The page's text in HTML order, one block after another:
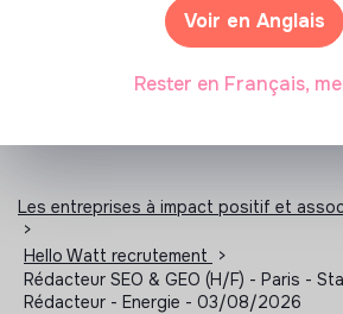
Les entreprises à impact positif et
>
Hello Watt recrutement
>
Rédacteur SEO & GEO (H/F) - Paris -
Rédacteur - Energie - 03/08/2026
Voir en Anglais
Rester en Français,